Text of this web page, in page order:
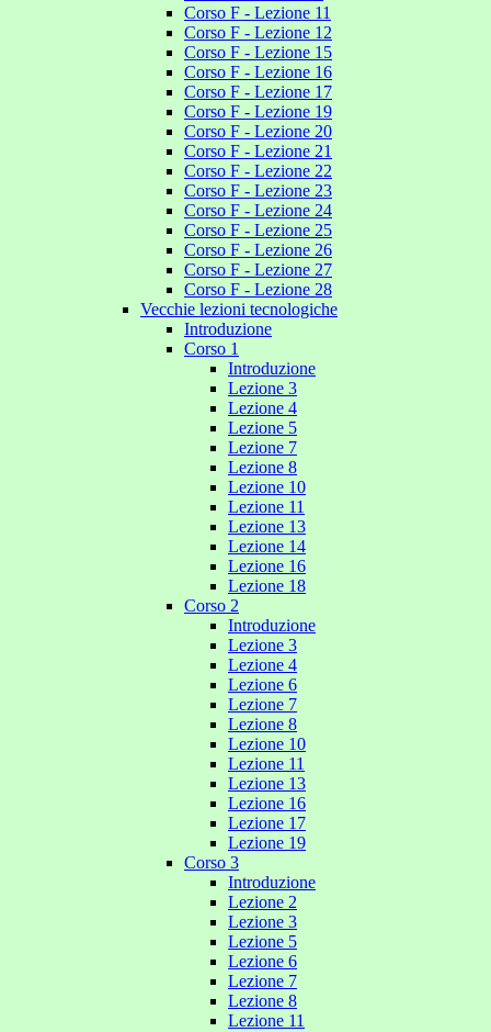
Corso F - Lezione 11
Corso F - Lezione 12
Corso F - Lezione 15
Corso F - Lezione 16
Corso F - Lezione 17
Corso F - Lezione 19
Corso F - Lezione 20
Corso F - Lezione 21
Corso F - Lezione 22
Corso F - Lezione 23
Corso F - Lezione 24
Corso F - Lezione 25
Corso F - Lezione 26
Corso F - Lezione 27
Corso F - Lezione 28
Vecchie lezioni tecnologiche
Introduzione
Corso 1
Introduzione
Lezione 3
Lezione 4
Lezione 5
Lezione 7
Lezione 8
Lezione 10
Lezione 11
Lezione 13
Lezione 14
Lezione 16
Lezione 18
Corso 2
Introduzione
Lezione 3
Lezione 4
Lezione 6
Lezione 7
Lezione 8
Lezione 10
Lezione 11
Lezione 13
Lezione 16
Lezione 17
Lezione 19
Corso 3
Introduzione
Lezione 2
Lezione 3
Lezione 5
Lezione 6
Lezione 7
Lezione 8
Lezione 11